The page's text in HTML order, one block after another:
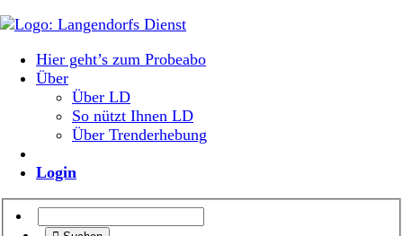
Hier geht’s zum Probeabo
Über
Über LD
So nützt Ihnen LD
Über Trenderhebung
Login